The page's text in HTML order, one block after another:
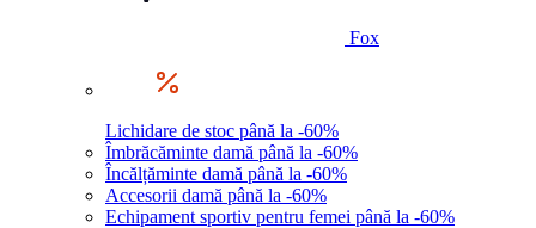
Fox
Lichidare de stoc până la -60%
Îmbrăcăminte damă până la -60%
Încălțăminte damă până la -60%
Accesorii damă până la -60%
Echipament sportiv pentru femei până la -60%